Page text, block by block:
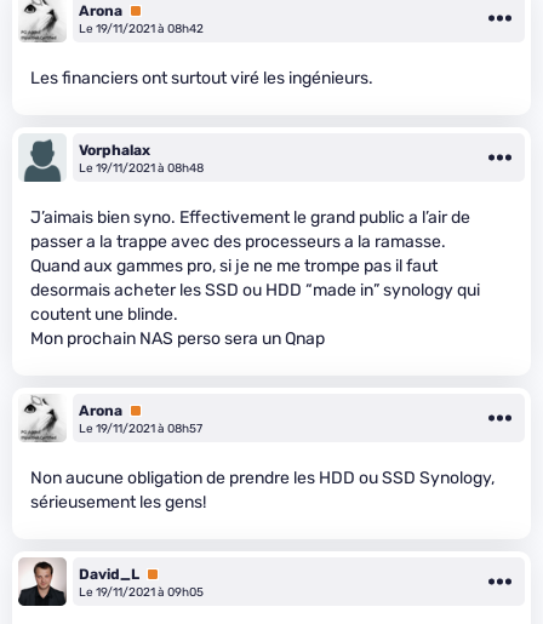
Arona Premium
Le 19/11/2021 à 08h42
Les financiers ont surtout viré les ingénieurs.
Vorphalax
Le 19/11/2021 à 08h48
J’aimais bien syno. Effectivement le grand public a l’air de
passer a la trappe avec des processeurs a la ramasse.
Quand aux gammes pro, si je ne me trompe pas il faut
desormais acheter les SSD ou HDD “made in” synology qui
coutent une blinde.
Mon prochain NAS perso sera un Qnap
Arona Premium
Le 19/11/2021 à 08h57
Non aucune obligation de prendre les HDD ou SSD Synology,
sérieusement les gens!
David_L Premium
Le 19/11/2021 à 09h05